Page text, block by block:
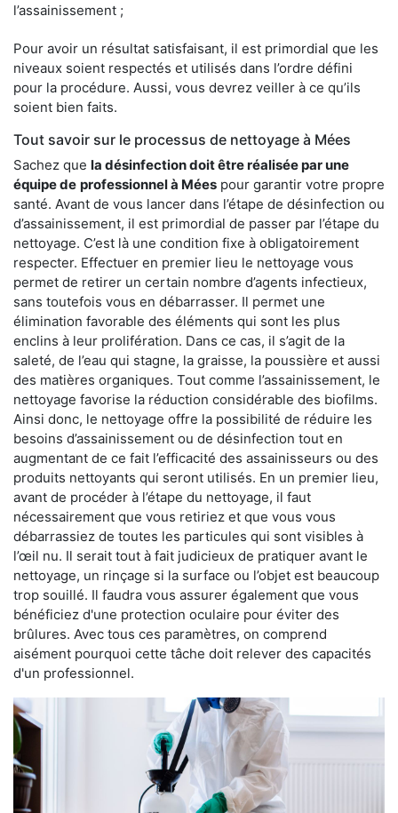
l’assainissement ;
Pour avoir un résultat satisfaisant, il est primordial que les
niveaux soient respectés et utilisés dans l’ordre défini
pour la procédure. Aussi, vous devrez veiller à ce qu’ils
soient bien faits.
Tout savoir sur le processus de nettoyage à Mées
Sachez que la désinfection doit être réalisée par une
équipe de professionnel à Mées pour garantir votre propre
santé. Avant de vous lancer dans l’étape de désinfection ou
d’assainissement, il est primordial de passer par l’étape du
nettoyage. C’est là une condition fixe à obligatoirement
respecter. Effectuer en premier lieu le nettoyage vous
permet de retirer un certain nombre d’agents infectieux,
sans toutefois vous en débarrasser. Il permet une
élimination favorable des éléments qui sont les plus
enclins à leur prolifération. Dans ce cas, il s’agit de la
saleté, de l’eau qui stagne, la graisse, la poussière et aussi
des matières organiques. Tout comme l’assainissement, le
nettoyage favorise la réduction considérable des biofilms.
Ainsi donc, le nettoyage offre la possibilité de réduire les
besoins d’assainissement ou de désinfection tout en
augmentant de ce fait l’efficacité des assainisseurs ou des
produits nettoyants qui seront utilisés. En un premier lieu,
avant de procéder à l’étape du nettoyage, il faut
nécessairement que vous retiriez et que vous vous
débarrassiez de toutes les particules qui sont visibles à
l’œil nu. Il serait tout à fait judicieux de pratiquer avant le
nettoyage, un rinçage si la surface ou l’objet est beaucoup
trop souillé. Il faudra vous assurer également que vous
bénéficiez d'une protection oculaire pour éviter des
brûlures. Avec tous ces paramètres, on comprend
aisément pourquoi cette tâche doit relever des capacités
d'un professionnel.